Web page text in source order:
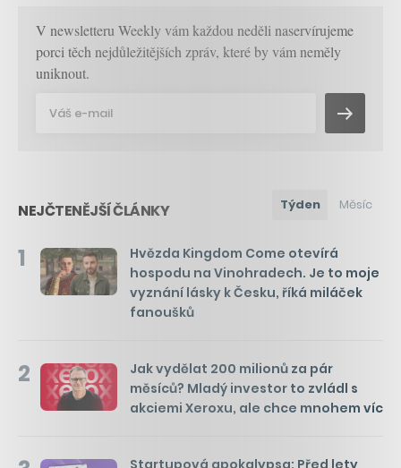
V newsletteru Weekly vám každou neděli naservírujeme
porci těch nejdůležitějších zpráv, které by vám neměly
uniknout.
NEJČTENĚJŠÍ ČLÁNKY Týden Měsíc
1
Hvězda Kingdom Come otevírá
hospodu na Vinohradech. Je to moje
vyznání lásky k Česku, říká miláček
fanoušků
2
Jak vydělat 200 milionů za pár
měsíců? Mladý investor to zvládl s
akciemi Xeroxu, ale chce mnohem víc